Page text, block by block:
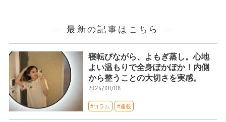
最新の記事はこちら
寝転びながら、よもぎ蒸し。心地
よい温もりで全身ぽかぽか！内側
から整うことの大切さを実感。
2026/08/08
#コラム #連載